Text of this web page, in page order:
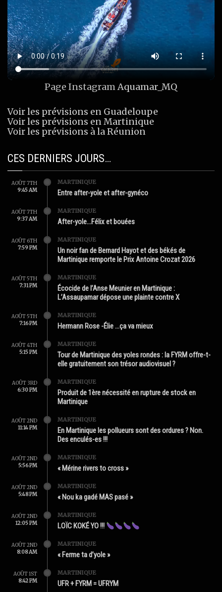
Page InstagramAquamar_MQ
Voir les prévisions en Guadeloupe
Voir les prévisions en Martinique
Voir les prévisions à la Réunion
CES DERNIERS JOURS…
AOÛT 7TH
9:45 AM
MARTINIQUE
Entre after-yole et after-gynéco
AOÛT 7TH
9:37 AM
MARTINIQUE
After-yole…Félix et bouées
AOÛT 6TH
7:59 PM
MARTINIQUE
Un noir fan de Bernard Hayot et des békés de
Martinique remporte le Prix Antoine Crozat 2026
AOÛT 5TH
7:31 PM
MARTINIQUE
Écocide de l’Anse Meunier en Martinique :
L’Assaupamar dépose une plainte contre X
AOÛT 5TH
7:16 PM
MARTINIQUE
Hermann Rose -Élie …ça va mieux
AOÛT 4TH
5:15 PM
MARTINIQUE
Tour de Martinique des yoles rondes : la FYRM offre-t-
elle gratuitement son trésor audiovisuel ?
AOÛT 3RD
6:30 PM
MARTINIQUE
Produit de 1ère nécessité en rupture de stock en
Martinique
AOÛT 2ND
11:14 PM
MARTINIQUE
En Martinique les pollueurs sont des ordures ? Non.
Des enculés-es !!!
AOÛT 2ND
5:56 PM
MARTINIQUE
« Mérine rivers to cross »
AOÛT 2ND
5:48 PM
MARTINIQUE
« Nou ka gadé MAS pasé »
AOÛT 2ND
12:05 PM
MARTINIQUE
LOÏC KOKÉ YO !!!
AOÛT 2ND
8:08 AM
MARTINIQUE
« Ferme ta d’yole »
AOÛT 1ST
8:42 PM
MARTINIQUE
UFR + FYRM = UFRYM